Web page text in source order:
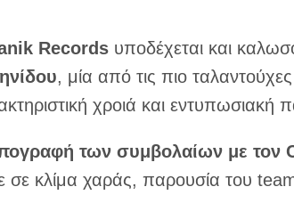
Records υποδέχεται και
, μία από τις πιο
χροιά και εντυπωσιακή
των συμβολαίων με τον
σε κλίμα χαράς, παρουσία του team